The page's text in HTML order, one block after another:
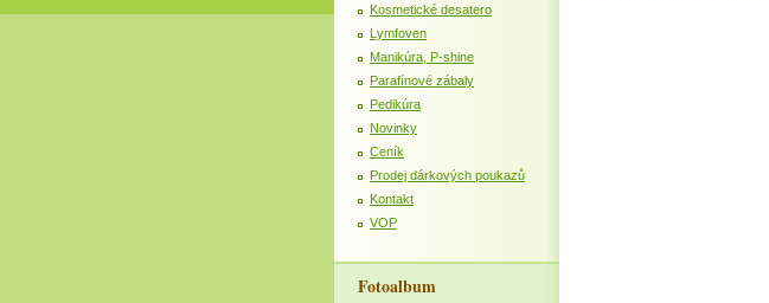
Kosmetické desatero
Lymfoven
Manikúra, P-shine
Parafínové zábaly
Pedikúra
Novinky
Ceník
Prodej dárkových poukazů
Kontakt
VOP
Fotoalbum